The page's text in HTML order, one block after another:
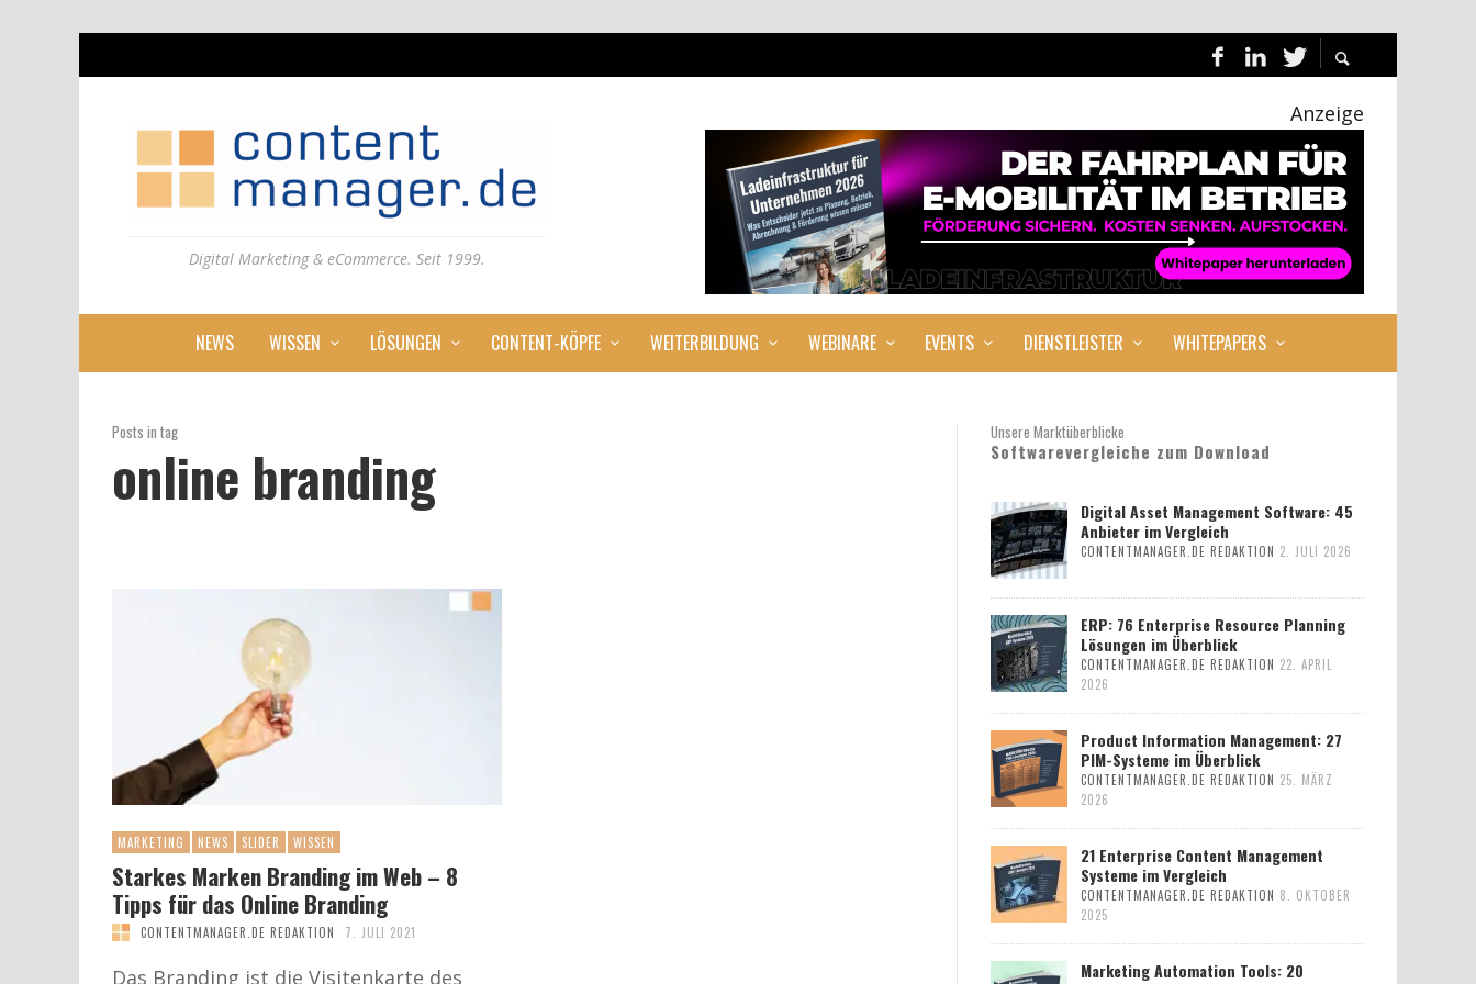
Digital Marketing & eCommerce. Seit 1999.
Anzeige
NEWS WISSEN LÖSUNGEN CONTENT-KÖPFE WEITERBILDUNG WEBINARE EVENTS DIENSTLEISTER WHITEPAPERS
Posts in tag
online branding
MARKETING NEWS SLIDER WISSEN
Starkes Marken Branding im Web – 8
Tipps für das Online Branding
CONTENTMANAGER.DE REDAKTION 7. JULI 2021
Das Branding ist die Visitenkarte des
Unsere Marktüberblicke
Softwarevergleiche zum Download
Digital Asset Management Software: 45
Anbieter im Vergleich
CONTENTMANAGER.DE REDAKTION 2. JULI 2026
ERP: 76 Enterprise Resource Planning
Lösungen im Überblick
CONTENTMANAGER.DE REDAKTION 22. APRIL
2026
Product Information Management: 27
PIM-Systeme im Überblick
CONTENTMANAGER.DE REDAKTION 25. MÄRZ
2026
21 Enterprise Content Management
Systeme im Vergleich
CONTENTMANAGER.DE REDAKTION 8. OKTOBER
2025
Marketing Automation Tools: 20